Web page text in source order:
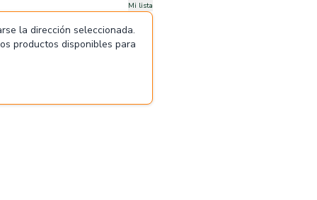
Mi lista
la dirección seleccionada.
productos disponibles para